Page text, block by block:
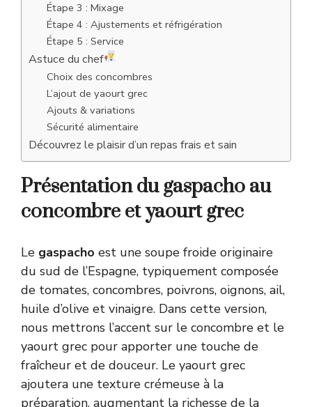
Étape 3 : Mixage
Étape 4 : Ajustements et réfrigération
Étape 5 : Service
Astuce du chef
Choix des concombres
L’ajout de yaourt grec
Ajouts & variations
Sécurité alimentaire
Découvrez le plaisir d’un repas frais et sain
Présentation du gaspacho au
concombre et yaourt grec
Le gaspacho est une soupe froide originaire
du sud de l’Espagne, typiquement composée
de tomates, concombres, poivrons, oignons, ail,
huile d’olive et vinaigre. Dans cette version,
nous mettrons l’accent sur le concombre et le
yaourt grec pour apporter une touche de
fraîcheur et de douceur. Le yaourt grec
ajoutera une texture crémeuse à la
préparation, augmentant la richesse de la